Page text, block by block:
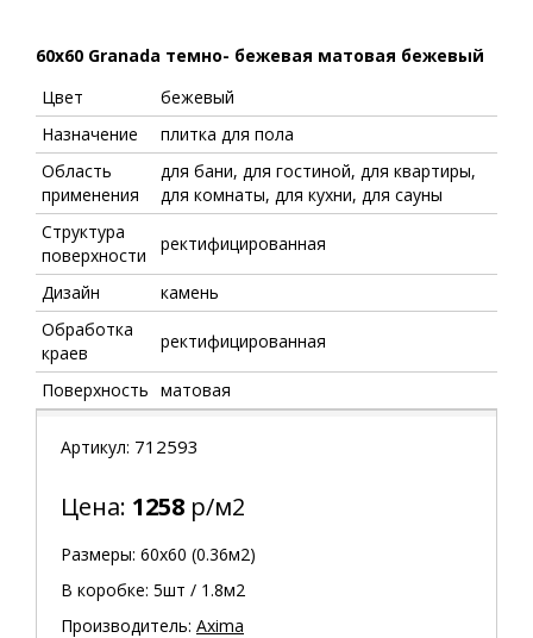
60x60 Granada темно- бежевая матовая бежевый
Цвет
бежевый
Назначение
плитка для пола
Область
применения
для бани, для гостиной, для квартиры,
для комнаты, для кухни, для сауны
Структура
поверхности
ректифицированная
Дизайн
камень
Обработка
краев
ректифицированная
Поверхность матовая
Артикул: 712593
Цена: 1258 р/м2
Размеры: 60х60 (0.36м2)
В коробке: 5шт / 1.8м2
Производитель: Axima